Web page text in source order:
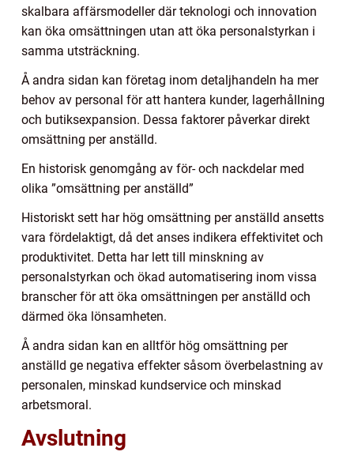
skalbara affärsmodeller där teknologi och innovation
kan öka omsättningen utan att öka personalstyrkan i
samma utsträckning.
Å andra sidan kan företag inom detaljhandeln ha mer
behov av personal för att hantera kunder, lagerhållning
och butiksexpansion. Dessa faktorer påverkar direkt
omsättning per anställd.
En historisk genomgång av för- och nackdelar med
olika ”omsättning per anställd”
Historiskt sett har hög omsättning per anställd ansetts
vara fördelaktigt, då det anses indikera effektivitet och
produktivitet. Detta har lett till minskning av
personalstyrkan och ökad automatisering inom vissa
branscher för att öka omsättningen per anställd och
därmed öka lönsamheten.
Å andra sidan kan en alltför hög omsättning per
anställd ge negativa effekter såsom överbelastning av
personalen, minskad kundservice och minskad
arbetsmoral.
Avslutning